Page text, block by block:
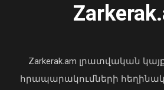
Ուկրաինայի Գերագույն Ռադայի
նախագահը շնորհավորել է ՀՀ
Zarkerak.am լրատվական
հրապարակումների